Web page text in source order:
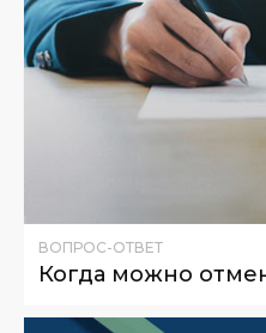
ВОПРОС-ОТВЕТ
Когда можно